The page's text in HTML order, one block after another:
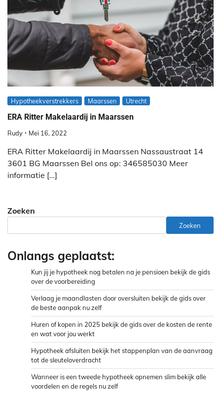
Hypotheekverstrekkers Maarssen Utrecht
ERA Ritter Makelaardij in Maarssen
Rudy Mei 16, 2022
ERA Ritter Makelaardij in Maarssen Nassaustraat 14
3601 BG Maarssen Bel ons op: 346585030 Meer
informatie […]
Zoeken
Zoeken
Onlangs geplaatst:
Kun jij je hypotheek nog betalen na je pensioen bekijk de gids
over de voorbereiding
Verlaag je maandlasten door oversluiten bekijk de gids over
de beste aanpak nu zelf
Huren of kopen in 2025 bekijk de gids over de kosten de rente
en wat voor jou werkt
Hypotheek afsluiten bekijk het stappenplan van de aanvraag
tot de sleuteloverdracht
Wanneer is een tweede hypotheek opnemen slim bekijk alle
voordelen en de regels nu zelf